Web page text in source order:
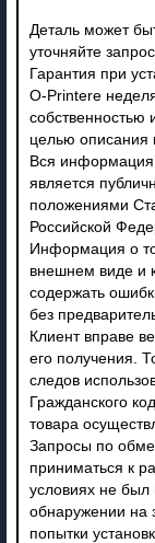
Деталь может
уточняйте
Гарантия при
O-Printere
собственностью
целью описания
Вся информация
является
положениями
Российской
Информация о
внешнем виде и
содержать
без
Клиент вправе
его получения.
следов
Гражданского
товара
Запросы по
приниматься к
условиях не был
обнаружении на
попытки